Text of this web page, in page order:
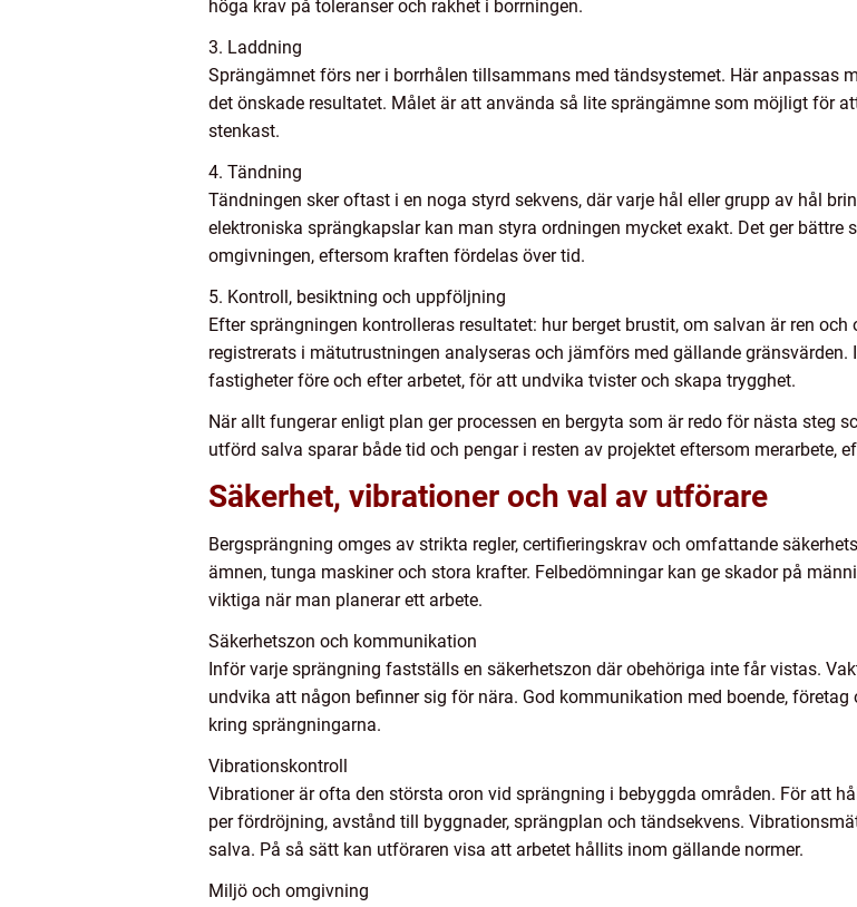
höga krav på toleranser och rakhet i borrningen.
3. Laddning
Sprängämnet förs ner i borrhålen tillsammans med tändsystemet. Här anpassas
det önskade resultatet. Målet är att använda så lite sprängämne som möjligt för
stenkast.
4. Tändning
Tändningen sker oftast i en noga styrd sekvens, där varje hål eller grupp av hål
elektroniska sprängkapslar kan man styra ordningen mycket exakt. Det ger
omgivningen, eftersom kraften fördelas över tid.
5. Kontroll, besiktning och uppföljning
Efter sprängningen kontrolleras resultatet: hur berget brustit, om salvan är ren
registrerats i mätutrustningen analyseras och jämförs med gällande
fastigheter före och efter arbetet, för att undvika tvister och skapa trygghet.
När allt fungerar enligt plan ger processen en bergyta som är redo för nästa steg
utförd salva sparar både tid och pengar i resten av projektet eftersom merarbete,
Säkerhet, vibrationer och val av utförare
Bergsprängning omges av strikta regler, certifieringskrav och omfattande
ämnen, tunga maskiner och stora krafter. Felbedömningar kan ge skador på
viktiga när man planerar ett arbete.
Säkerhetszon och kommunikation
Inför varje sprängning fastställs en säkerhetszon där obehöriga inte får vistas.
undvika att någon befinner sig för nära. God kommunikation med boende,
kring sprängningarna.
Vibrationskontroll
Vibrationer är ofta den största oron vid sprängning i bebyggda områden. För att
per fördröjning, avstånd till byggnader, sprängplan och tändsekvens.
salva. På så sätt kan utföraren visa att arbetet hållits inom gällande normer.
Miljö och omgivning